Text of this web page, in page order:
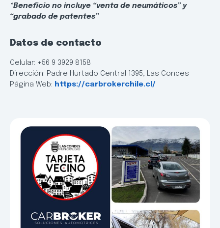
*Beneficio no incluye “venta de neumáticos” y
“grabado de patentes”
Datos de contacto
Celular: +56 9 3929 8158
Dirección: Padre Hurtado Central 1395, Las Condes
Página Web: https://carbrokerchile.cl/